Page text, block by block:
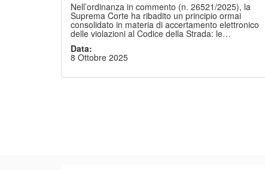
Nell’ordinanza in commento (n. 26521/2025), la
Suprema Corte ha ribadito un principio ormai
consolidato in materia di accertamento elettronico
delle violazioni al Codice della Strada: le
apparecchiature autovelox devono essere
“debitamente omologate”, e non semplicemente
“approvate”, affinché i relativi rilievi possano
142, comma 6, C.d.S. La sola approvazione
Data:
8 Ottobre 2025